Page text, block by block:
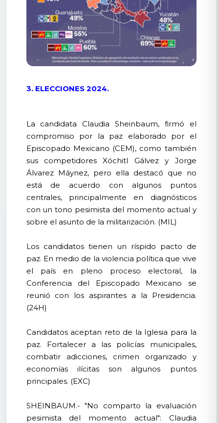
3. ELECCIONES 2024.
La candidata Claudia Sheinbaum, firmó el
compromiso por la paz elaborado por el
Episcopado Mexicano (CEM), como también
sus competidores Xóchitl Gálvez y Jorge
Álvarez Máynez, pero ella destacó que no
está de acuerdo con algunos puntos
centrales, principalmente en diagnósticos
con un tono pesimista del momento actual y
sobre el asunto de la militarización. (MIL)
Los candidatos tienen un ríspido pacto de
paz. En medio de la violencia política que vive
el país en pleno proceso electoral, la
Conferencia del Episcopado Mexicano se
reunió con los aspirantes a la Presidencia.
(24H)
Candidatos aceptan reto de la Iglesia para la
paz. Fortalecer a las policías municipales,
combatir adicciones, crimen organizado y
economías ilícitas son algunos puntos
principales. (EXC)
SHEINBAUM.- "No comparto la evaluación
pesimista del momento actual": Claudia